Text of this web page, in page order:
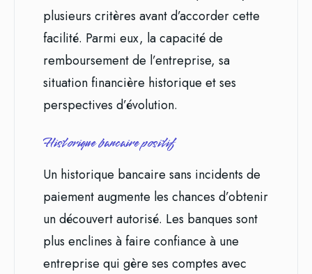
plusieurs critères avant d’accorder cette
facilité. Parmi eux, la capacité de
remboursement de l’entreprise, sa
situation financière historique et ses
perspectives d’évolution.
Historique bancaire positif
Un historique bancaire sans incidents de
paiement augmente les chances d’obtenir
un découvert autorisé. Les banques sont
plus enclines à faire confiance à une
entreprise qui gère ses comptes avec